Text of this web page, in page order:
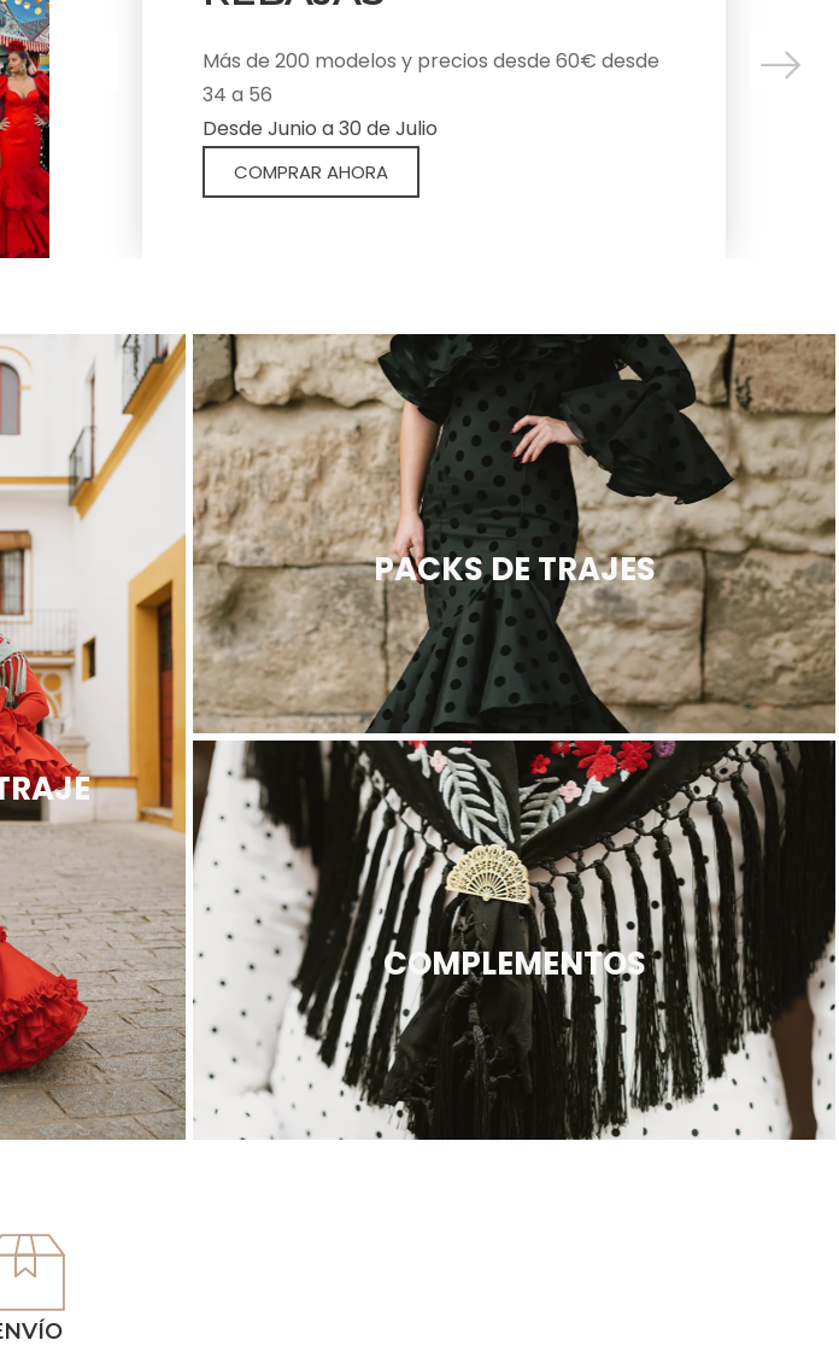
Más de 200 modelos y precios desde 60€ desde
34 a 56
Desde Junio a 30 de Julio
COMPRAR AHORA
Vestimos a tu grupo de danza y baile con estilo y
grandes descuentos. Trajes originales y
elegantes, con variedad y buen precio. Y
actuación con personalidad, fuerza y tradición
flamenca.
PACKS DE TRAJES
COMPLEMENTOS